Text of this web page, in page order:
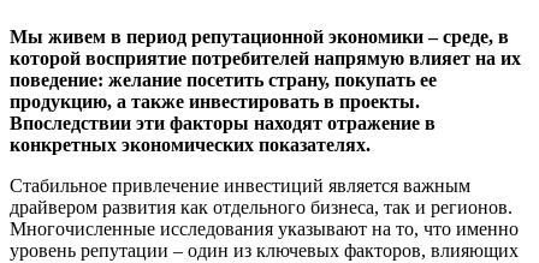
Мы живем в период репутационной экономики – среде, в
которой восприятие потребителей напрямую влияет на их
поведение: желание посетить страну, покупать ее
продукцию, а также инвестировать в проекты.
Впоследствии эти факторы находят отражение в
конкретных экономических показателях.
Стабильное привлечение инвестиций является важным
драйвером развития как отдельного бизнеса, так и регионов.
Многочисленные исследования указывают на то, что именно
уровень репутации – один из ключевых факторов, влияющих